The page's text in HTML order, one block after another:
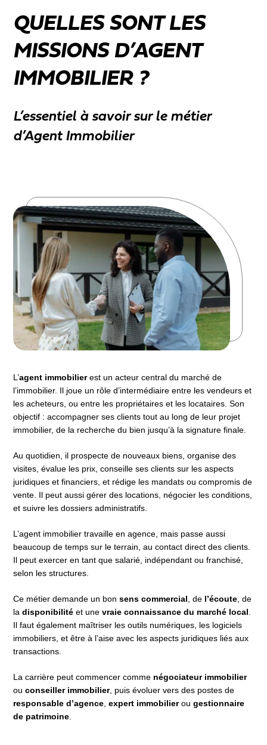
QUELLES SONT LES
MISSIONS D’AGENT
IMMOBILIER ?
L’essentiel à savoir sur le métier
d’Agent Immobilier
L’agent immobilierest un acteur central du marché de
l’immobilier. Il joue un rôle d’intermédiaire entre les vendeurs et
les acheteurs, ou entre les propriétaires et les locataires. Son
objectif : accompagner ses clients tout au long de leur projet
immobilier, de la recherche du bien jusqu’à la signature finale.
Au quotidien, il prospecte de nouveaux biens, organise des
visites, évalue les prix, conseille ses clients sur les aspects
juridiques et financiers, et rédige les mandats ou compromis de
vente. Il peut aussi gérer des locations, négocier les conditions,
et suivre les dossiers administratifs.
L’agent immobilier travaille en agence, mais passe aussi
beaucoup de temps sur le terrain, au contact direct des clients.
Il peut exercer en tant que salarié, indépendant ou franchisé,
selon les structures.
Ce métier demande un bonsens commercial , de l’écoute , de
ladisponibilité et unevraie connaissance du marché local
Il faut également maîtriser les outils numériques, les logiciels
immobiliers, et être à l’aise avec les aspects juridiques liés aux
transactions.
La carrière peut commencer comme négociateur immobilier
ouconseiller immobilier, puis évoluer vers des postes de
responsable d’agence ,expert immobilierougestionnaire
de patrimoine